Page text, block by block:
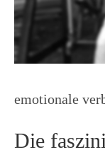
emotionale
Die